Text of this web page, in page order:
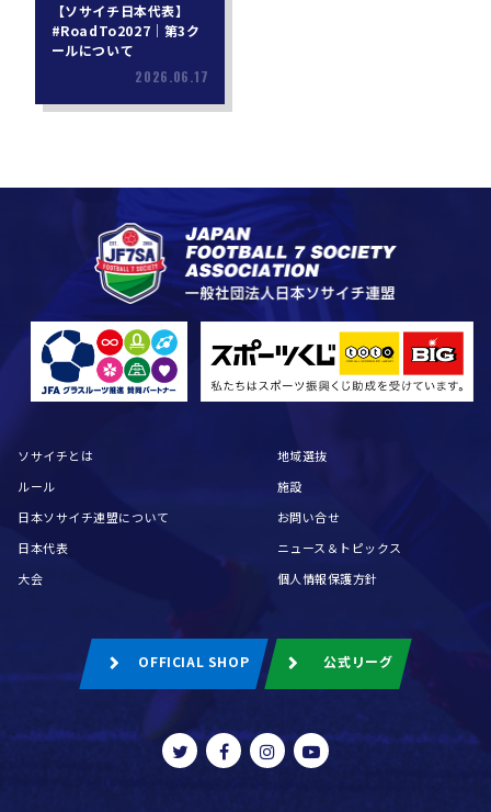
【ソサイチ日本代表】
#RoadTo2027｜第3ク
ールについて
2026.06.17
ソサイチとは
ルール
日本ソサイチ連盟について
日本代表
大会
地域選抜
施設
お問い合せ
ニュース＆トピックス
個人情報保護方針
OFFICIAL SHOP 公式リーグ